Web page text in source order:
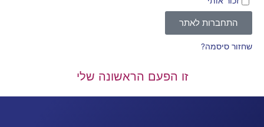
זו הפעם הראשונה שלי
התחברות לאתר
שחזור סיסמה?